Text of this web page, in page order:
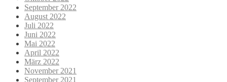
September 2022
August 2022
Juli 2022
Juni 2022
Mai 2022
April 2022
März 2022
November 2021
September 2021